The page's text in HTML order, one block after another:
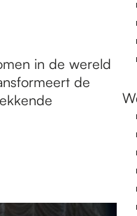
in de wereld
de